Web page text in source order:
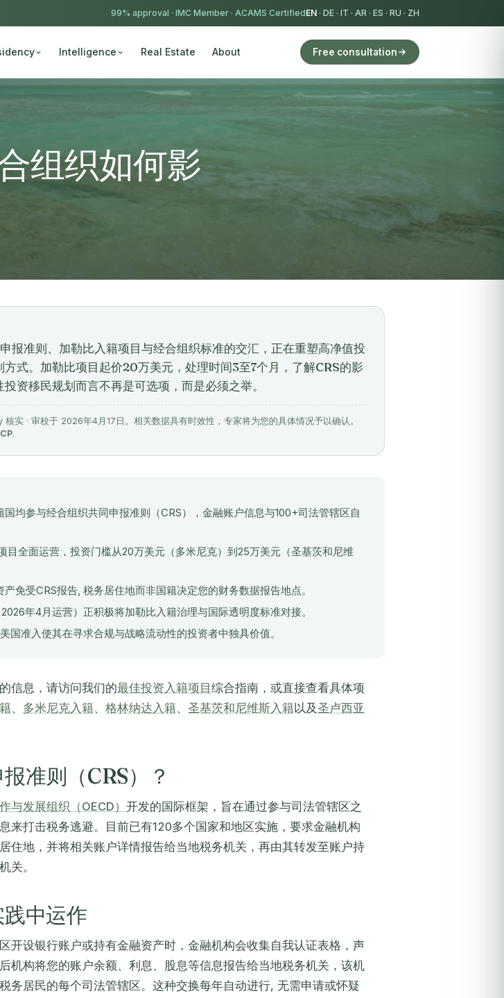
99% approval · IMC Member · ACAMS CertifiedEN · DE · IT · AR · ES · RU · ZH
Intelligence Real Estate About Free consultation
组织如何影
报准则、加勒比入籍项目与经合组织标准的交汇，正在重塑高净值投
方式。加勒比项目起价20万美元，处理时间3至7个月，了解CRS的影
资移民规划而言不再是可选项，而是必须之举。
实 · 审校于 2026年4月17日。相关数据具有时效性，专家将为您的具体情况予以确认。
.
国均参与经合组织共同申报准则（CRS），金融账户信息与100+司法管辖区自
目全面运营，投资门槛从20万美元（多米尼克）到25万美元（圣基茨和尼维
产免受CRS报告, 税务居住地而非国籍决定您的财务数据报告地点。
年4月运营）正积极将加勒比入籍治理与国际透明度标准对接。
国准入使其在寻求合规与战略流动性的投资者中独具价值。
信息，请访问我们的最佳投资入籍项目 综合指南，或直接查看具体项
、 多米尼克入籍、 格林纳达入籍、 圣基茨和尼维斯入籍以及圣卢西亚
准则（CRS）？
与发展组织（OECD） 开发的国际框架，旨在通过参与司法管辖区之
来打击税务逃避。目前已有120多个国家和地区实施，要求金融机构
住地，并将相关账户详情报告给当地税务机关，再由其转发至账户持
关。
中运作
开设银行账户或持有金融资产时，金融机构会收集自我认证表格，声
机构将您的账户余额、利息、股息等信息报告给当地税务机关，该机
务居民的每个司法管辖区。这种交换每年自动进行, 无需申请或怀疑